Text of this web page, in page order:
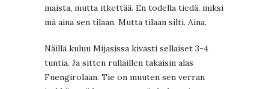
maista, mutta itkettää. En todella tiedä, miksi
mä aina sen tilaan. Mutta tilaan silti. Aina.
Näillä kuluu Mijasissa kivasti sellaiset 3-4
tuntia. Ja sitten rullaillen takaisin alas
Fuengirolaan. Tie on muuten sen verran